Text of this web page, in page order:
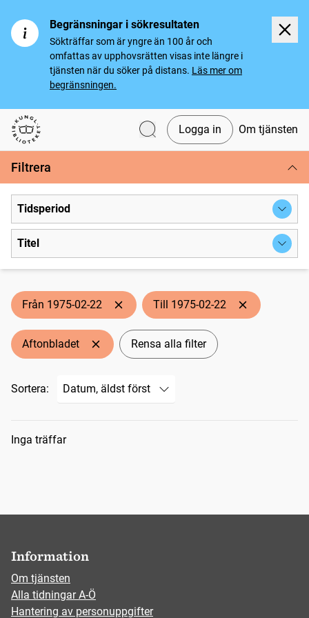
Begränsningar i sökresultaten
Sökträffar som är yngre än 100 år och
omfattas av upphovsrätten visas inte längre i
tjänsten när du söker på distans. Läs mer om
begränsningen.
Svenska tidningar
Logga in Om tjänsten
Filtrera
Tidsperiod
Titel
Från 1975-02-22 Till 1975-02-22
Aftonbladet Rensa alla filter
Sortera:
Sökresultat
Inga träffar
Information
Om tjänsten
Alla tidningar A-Ö
Hantering av personuppgifter